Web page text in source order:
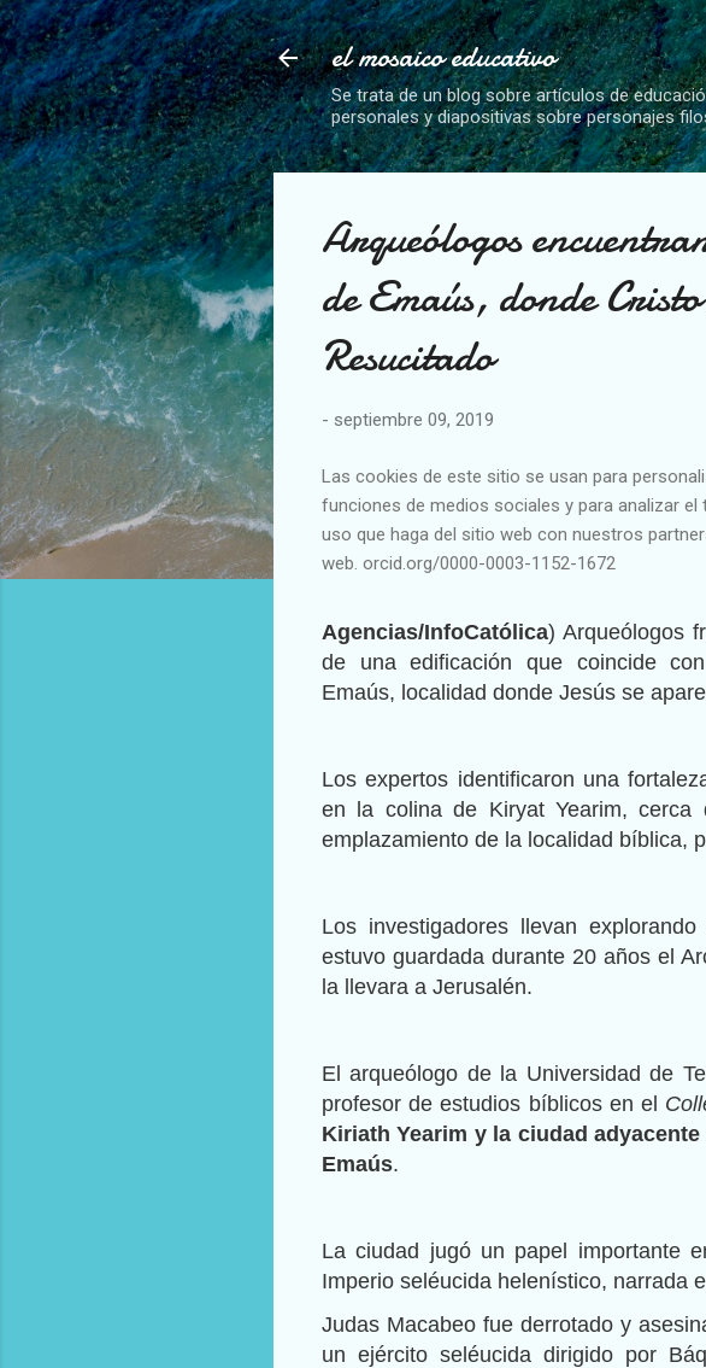
el mosaico educativo
Se trata de un blog sobre artículos de
personales y diapositivas sobre personajes
Arqueólogos
de Emaús, donde
Resucitado
- septiembre 09, 2019
Las cookies de este sitio se usan para
funciones de medios sociales y para analizar
uso que haga del sitio web con nuestros
web. orcid.org/0000-0003-1152-1672
Agencias/InfoCatólica) Arqueólogos
de una edificación que coincide
Emaús, localidad donde Jesús se
Los expertos identificaron una
en la colina de Kiryat Yearim,
emplazamiento de la localidad bíblica,
Los investigadores llevan
estuvo guardada durante 20 años el
la llevara a Jerusalén.
El arqueólogo de la Universidad de
profesor de estudios bíblicos en el
Kiriath Yearim y la ciudad
Emaús.
La ciudad jugó un papel importante
Imperio seléucida helenístico, narrada
Judas Macabeo fue derrotado y
un ejército seléucida dirigido por